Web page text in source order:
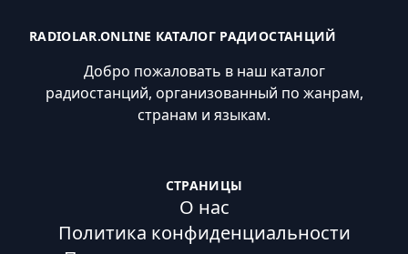
RADIOLAR.ONLINE КАТАЛОГ РАДИОСТАНЦИЙ
Добро пожаловать в наш каталог
радиостанций, организованный по жанрам,
странам и языкам.
СТРАНИЦЫ
О нас
Политика конфиденциальности